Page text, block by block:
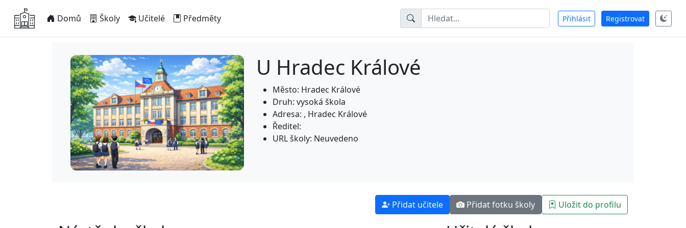
Domů Školy Učitelé Předměty Přihlásit Registrovat
U Hradec Králové
Město: Hradec Králové
Druh: vysoká škola
Adresa: , Hradec Králové
Ředitel:
URL školy: Neuvedeno
Přidat učitele Přidat fotku školy Uložit do profilu